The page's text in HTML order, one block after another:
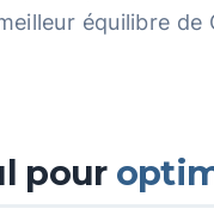
équilibre
pour